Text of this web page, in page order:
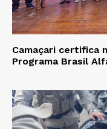
Camaçari certifica
Programa Brasil